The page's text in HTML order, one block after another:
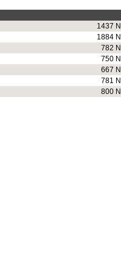
1437 N
1884 N
782 N
750 N
667 N
781 N
800 N